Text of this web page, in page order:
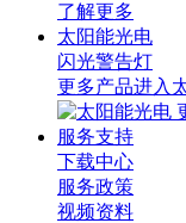
了解更多
太阳能光电
闪光警告灯
更多产品进入
服务支持
下载中心
服务政策
视频资料